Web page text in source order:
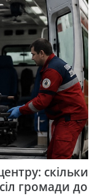
скільки
громади до